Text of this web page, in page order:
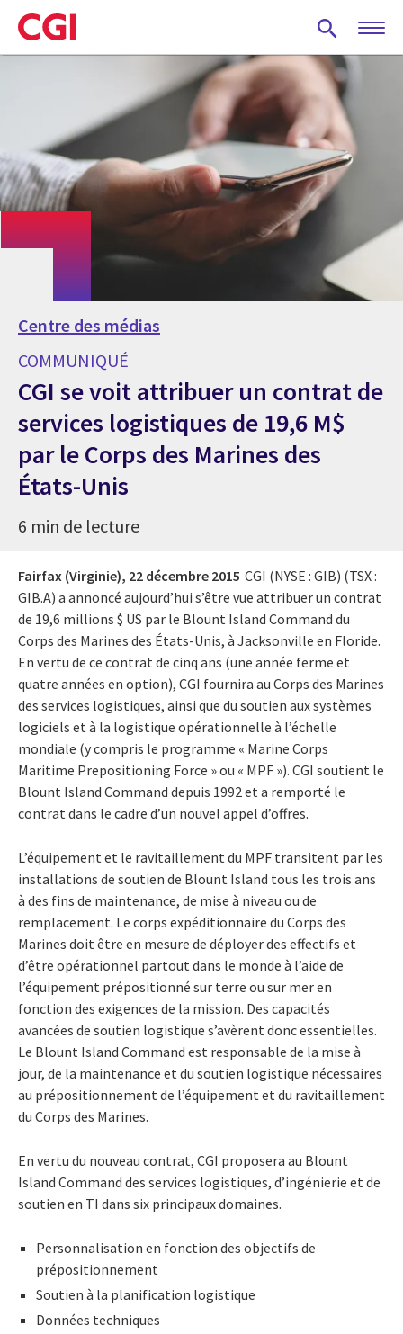
Skip
to
main
Centre des médias
COMMUNIQUÉ
CGI se voit attribuer un contrat de
services logistiques de 19,6 M$
par le Corps des Marines des
États-Unis
6 min de lecture
Fairfax (Virginie), 22 décembre 2015 CGI (NYSE : GIB) (TSX :
GIB.A) a annoncé aujourd’hui s’être vue attribuer un contrat
de 19,6 millions $ US par le Blount Island Command du
Corps des Marines des États-Unis, à Jacksonville en Floride.
En vertu de ce contrat de cinq ans (une année ferme et
quatre années en option), CGI fournira au Corps des Marines
des services logistiques, ainsi que du soutien aux systèmes
logiciels et à la logistique opérationnelle à l’échelle
mondiale (y compris le programme « Marine Corps
Maritime Prepositioning Force » ou « MPF »). CGI soutient le
Blount Island Command depuis 1992 et a remporté le
contrat dans le cadre d’un nouvel appel d’offres.
L’équipement et le ravitaillement du MPF transitent par les
installations de soutien de Blount Island tous les trois ans
à des fins de maintenance, de mise à niveau ou de
remplacement. Le corps expéditionnaire du Corps des
Marines doit être en mesure de déployer des effectifs et
d’être opérationnel partout dans le monde à l’aide de
l’équipement prépositionné sur terre ou sur mer en
fonction des exigences de la mission. Des capacités
avancées de soutien logistique s’avèrent donc essentielles.
Le Blount Island Command est responsable de la mise à
jour, de la maintenance et du soutien logistique nécessaires
au prépositionnement de l’équipement et du ravitaillement
du Corps des Marines.
En vertu du nouveau contrat, CGI proposera au Blount
Island Command des services logistiques, d’ingénierie et de
soutien en TI dans six principaux domaines.
Personnalisation en fonction des objectifs de
prépositionnement
Soutien à la planification logistique
Données techniques